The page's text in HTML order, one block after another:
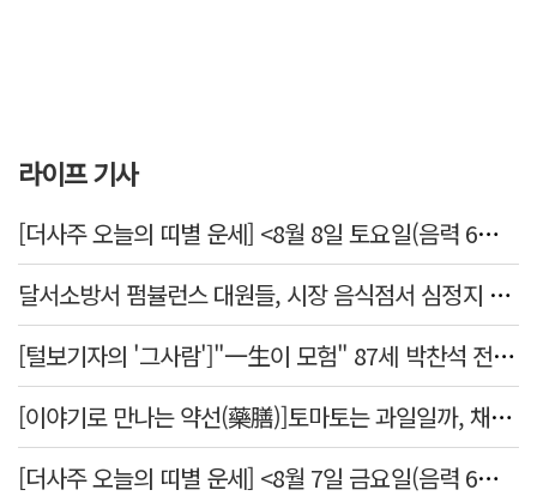
라이프 기사
[더사주 오늘의 띠별 운세] <8월 8일 토요일(음력 6월26일)>
달서소방서 펌뷸런스 대원들, 시장 음식점서 심정지 환자 생명 살려
[털보기자의 '그사람']"一生이 모험" 87세 박찬석 전 경북대 총장
[이야기로 만나는 약선(藥膳)]토마토는 과일일까, 채소일까
[더사주 오늘의 띠별 운세] <8월 7일 금요일(음력 6월25일)>